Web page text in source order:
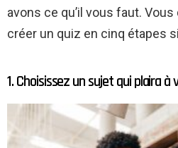
avons ce qu’il vous faut.
créer un quiz en cinq étapes
1. Choisissez un sujet qui plaira à